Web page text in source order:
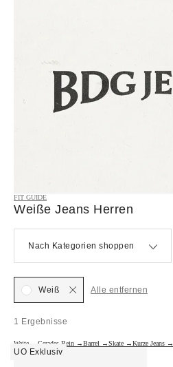
FIT GUIDE
Weiße Jeans Herren
Nach Kategorien shoppen
1 Ergebnisse
Weiß Alle entfernen
Weite → Gerades Bein →Barrel →Skate →Kurze Jeans →
UO Exklusiv